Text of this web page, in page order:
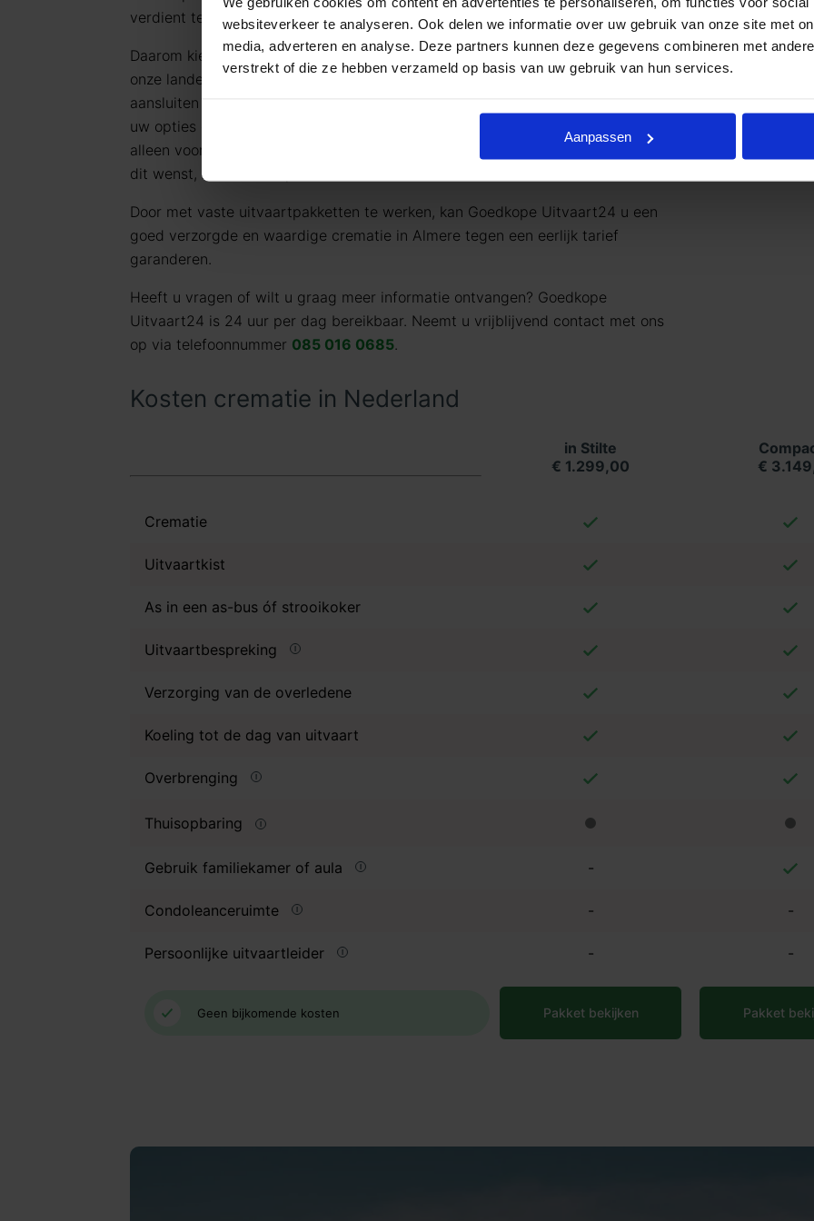
websiteverkeer te analyseren. Ook delen we informatie over uw gebruik van onze site met
media, adverteren en analyse. Deze partners kunnen deze gegevens combineren met
verstrekt of die ze hebben verzameld op basis van uw gebruik van hun services.
Aanpassen
verdient tegen een eerlijk tarief.
Daarom kiezen wij ervoor standaard te werken met uitvaartpakketten. Door
onze landelijke dekking en jarenlange ervaring bieden wij uitvaartpakketten die
aansluiten bij de meest voorkomende uitvaartwensen. In één oogopslag ziet u al
uw opties en de daarbij behorende (eerlijke) prijzen. U betaalt op deze manier
alleen voor datgene wat u wilt afnemen en wat past binnen uw budget. Indien u
dit wenst, kunt u deze pakketten uitbreiden.
Door met vaste uitvaartpakketten te werken, kan Goedkope Uitvaart24 u een
goed verzorgde en waardige crematie in Almere tegen een eerlijk tarief
garanderen.
Heeft u vragen of wilt u graag meer informatie ontvangen? Goedkope
Uitvaart24 is 24 uur per dag bereikbaar. Neemt u vrijblijvend contact met ons
op via telefoonnummer 085 016 0685.
Kosten crematie in Nederland
in Stilte
€ 1.299,00
€
Crematie
Uitvaartkist
As in een as-bus óf strooikoker
Uitvaartbespreking
Verzorging van de overledene
Koeling tot de dag van uitvaart
Overbrenging
Thuisopbaring
Gebruik familiekamer of aula -
Condoleanceruimte - -
Persoonlijke uitvaartleider - -
Geen bijkomende kosten Pakket bekijken Pakket